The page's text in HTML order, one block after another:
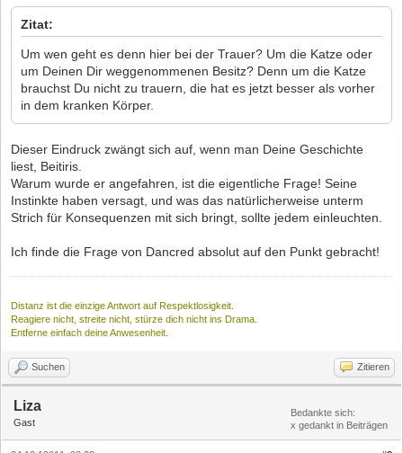
Zitat:
Um wen geht es denn hier bei der Trauer? Um die Katze oder
um Deinen Dir weggenommenen Besitz? Denn um die Katze
brauchst Du nicht zu trauern, die hat es jetzt besser als vorher
in dem kranken Körper.
Dieser Eindruck zwängt sich auf, wenn man Deine Geschichte
liest, Beitiris.
Warum wurde er angefahren, ist die eigentliche Frage! Seine
Instinkte haben versagt, und was das natürlicherweise unterm
Strich für Konsequenzen mit sich bringt, sollte jedem einleuchten.
Ich finde die Frage von Dancred absolut auf den Punkt gebracht!
Distanz ist die einzige Antwort auf Respektlosigkeit.
Reagiere nicht, streite nicht, stürze dich nicht ins Drama.
Entferne einfach deine Anwesenheit.
Suchen Zitieren
Liza
Gast
Bedankte sich:
x gedankt in Beiträgen